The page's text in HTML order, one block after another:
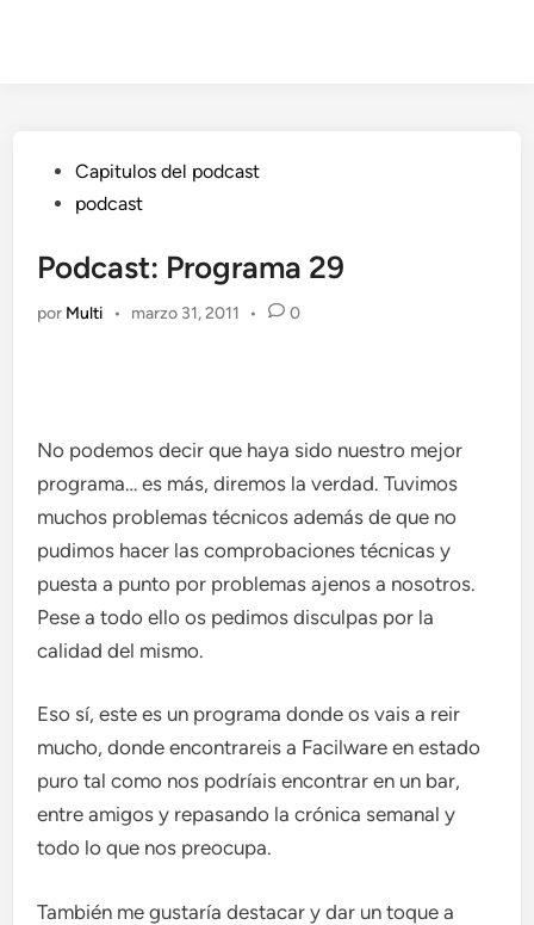
Publicado
en
Capitulos del podcast
podcast
Podcast: Programa 29
por Multi • marzo 31, 2011 • 0
No podemos decir que haya sido nuestro mejor
programa… es más, diremos la verdad. Tuvimos
muchos problemas técnicos además de que no
pudimos hacer las comprobaciones técnicas y
puesta a punto por problemas ajenos a nosotros.
Pese a todo ello os pedimos disculpas por la
calidad del mismo.
Eso sí, este es un programa donde os vais a reir
mucho, donde encontrareis a Facilware en estado
puro tal como nos podríais encontrar en un bar,
entre amigos y repasando la crónica semanal y
todo lo que nos preocupa.
También me gustaría destacar y dar un toque a